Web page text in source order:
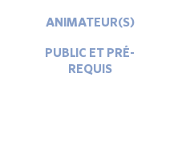
ANIMATEUR(S)
PUBLIC ET PRÉ-
REQUIS